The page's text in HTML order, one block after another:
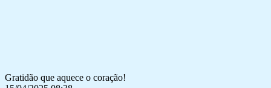
Gratidão que aquece o coração!